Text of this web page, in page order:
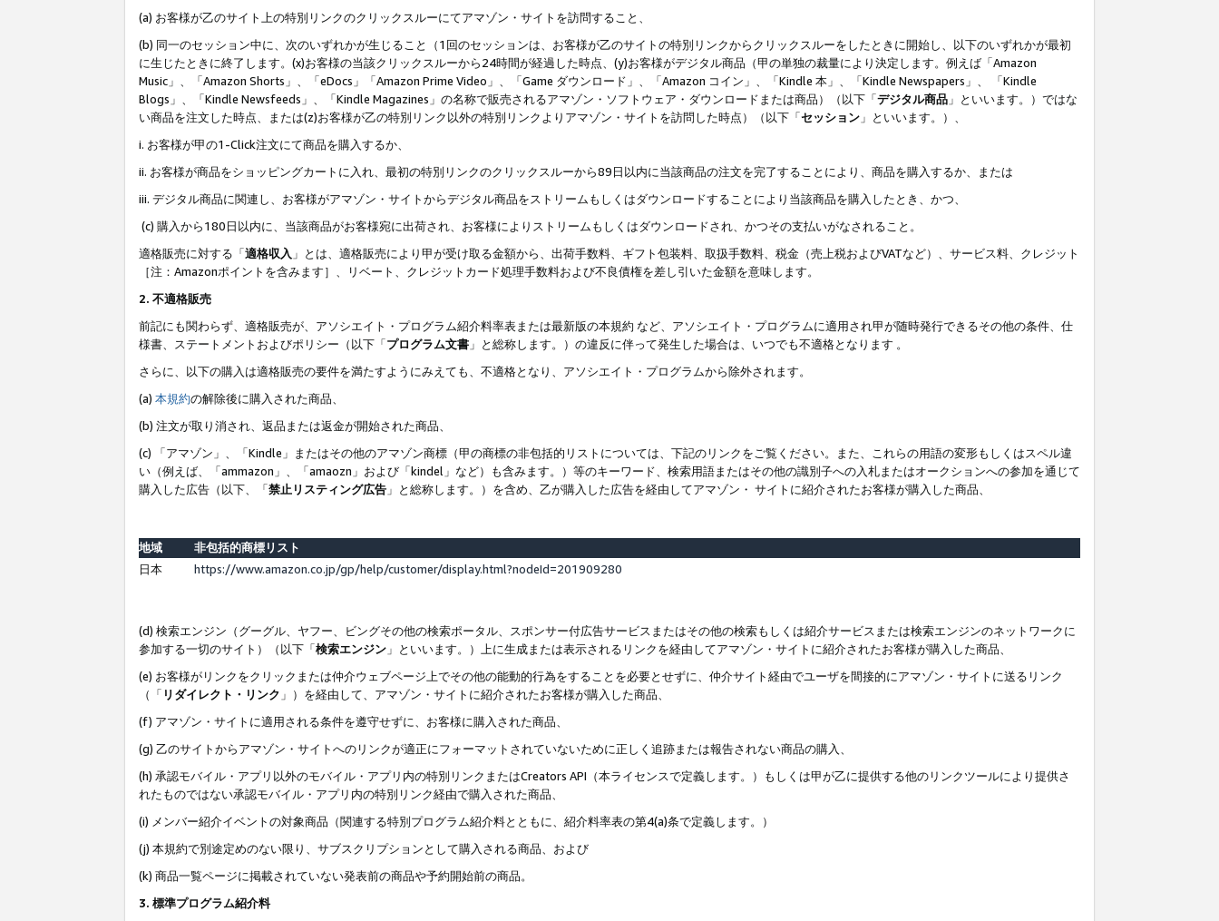
(a) お客様が乙のサイト上の特別リンクのクリックスルーにてアマゾン・サイトを訪問すること、
(b) 同一のセッション中に、次のいずれかが生じること（1回のセッションは、お客様が乙のサイトの特別リンクからクリックスルーをしたときに開始し、以下のいずれかが最初
に生じたときに終了します。(x)お客様の当該クリックスルーから24時間が経過した時点、(y)お客様がデジタル商品（甲の単独の裁量により決定します。例えば「Amazon
Music」、「Amazon Shorts」、「eDocs」「Amazon Prime Video」、「Game ダウンロード」、「Amazon コイン」、「Kindle 本」、「Kindle Newspapers」、 「Kindle
Blogs」、「Kindle Newsfeeds」、「Kindle Magazines」の名称で販売されるアマゾン・ソフトウェア・ダウンロードまたは商品）（以下「デジタル商品 」といいます。）ではな
い商品を注文した時点、または(z)お客様が乙の特別リンク以外の特別リンクよりアマゾン・サイトを訪問した時点）（以下「セッション 」といいます。）、
i. お客様が甲の1-Click注文にて商品を購入するか、
ii. お客様が商品をショッピングカートに入れ、最初の特別リンクのクリックスルーから89日以内に当該商品の注文を完了することにより、商品を購入するか、または
iii. デジタル商品に関連し、お客様がアマゾン・サイトからデジタル商品をストリームもしくはダウンロードすることにより当該商品を購入したとき、かつ、
(c) 購入から180日以内に、当該商品がお客様宛に出荷され、お客様によりストリームもしくはダウンロードされ、かつその支払いがなされること。
適格販売に対する「適格収入 」とは、適格販売により甲が受け取る金額から、出荷手数料、ギフト包装料、取扱手数料、税金（売上税およびVATなど）、サービス料、クレジット
［注：Amazonポイントを含みます］、リベート、クレジットカード処理手数料および不良債権を差し引いた金額を意味します。
2. 不適格販売
前記にも関わらず、適格販売が、アソシエイト・プログラム紹介料率表または最新版の本規約 など、アソシエイト・プログラムに適用され甲が随時発行できるその他の条件、仕
様書、ステートメントおよびポリシー（以下「プログラム文書 」と総称します。）の違反に伴って発生した場合は、いつでも不適格となります 。
さらに、以下の購入は適格販売の要件を満たすようにみえても、不適格となり、アソシエイト・プログラムから除外されます。
(a) 本規約の解除後に購入された商品、
(b) 注文が取り消され、返品または返金が開始された商品、
(c) 「アマゾン」、「Kindle」またはその他のアマゾン商標（甲の商標の非包括的リストについては、下記のリンクをご覧ください。また、これらの用語の変形もしくはスペル違
い（例えば、「ammazon」、「amaozn」および「kindel」など）も含みます。）等のキーワード、検索用語またはその他の識別子への入札またはオークションへの参加を通じて
購入した広告（以下、「禁止リスティング広告 」と総称します。）を含め、乙が購入した広告を経由してアマゾン・ サイトに紹介されたお客様が購入した商品、
地域
非包括的商標リスト
日本
https://www.amazon.co.jp/gp/help/customer/display.html?nodeId=201909280
(d) 検索エンジン（グーグル、ヤフー、ビングその他の検索ポータル、スポンサー付広告サービスまたはその他の検索もしくは紹介サービスまたは検索エンジンのネットワークに
参加する一切のサイト）（以下「検索エンジン 」といいます。）上に生成または表示されるリンクを経由してアマゾン・サイトに紹介されたお客様が購入した商品、
(e) お客様がリンクをクリックまたは仲介ウェブページ上でその他の能動的行為をすることを必要とせずに、仲介サイト経由でユーザを間接的にアマゾン・サイトに送るリンク
（「 リダイレクト・リンク 」）を経由して、アマゾン・サイトに紹介されたお客様が購入した商品、
(f) アマゾン・サイトに適用される条件を遵守せずに、お客様に購入された商品、
(g) 乙のサイトからアマゾン・サイトへのリンクが適正にフォーマットされていないために正しく追跡または報告されない商品の購入、
(h) 承認モバイル・アプリ以外のモバイル・アプリ内の特別リンクまたはCreators API（本ライセンスで定義します。）もしくは甲が乙に提供する他のリンクツールにより提供さ
れたものではない承認モバイル・アプリ内の特別リンク経由で購入された商品、
(i) メンバー紹介イベントの対象商品（関連する特別プログラム紹介料とともに、紹介料率表の第4(a)条で定義します。）
(j) 本規約で別途定めのない限り、サブスクリプションとして購入される商品、および
(k) 商品一覧ページに掲載されていない発表前の商品や予約開始前の商品。
3. 標準プログラム紹介料